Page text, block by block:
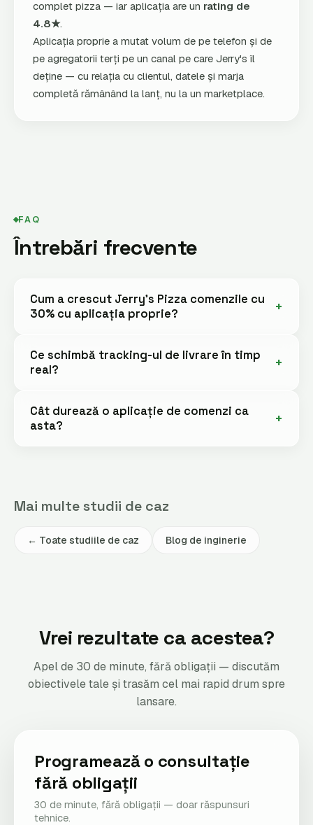
complet pizza — iar aplicația are un rating de
4.8★.
Aplicația proprie a mutat volum de pe telefon și de
pe agregatorii terți pe un canal pe care Jerry's îl
deține — cu relația cu clientul, datele și marja
completă rămânând la lanț, nu la un marketplace.
FAQ
Întrebări frecvente
Cum a crescut Jerry's Pizza comenzile cu
30% cu aplicația proprie?
Ce schimbă tracking-ul de livrare în timp
real?
Cât durează o aplicație de comenzi ca
asta?
Mai multe studii de caz
← Toate studiile de caz Blog de inginerie
Vrei rezultate ca acestea?
Apel de 30 de minute, fără obligații — discutăm
obiectivele tale și trasăm cel mai rapid drum spre
lansare.
Programează o consultație
fără obligații
30 de minute, fără obligații — doar răspunsuri
tehnice.